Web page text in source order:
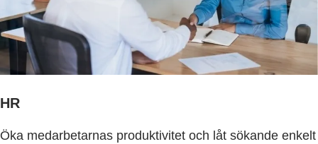
HR
Öka medarbetarnas produktivitet och låt sökande enkelt